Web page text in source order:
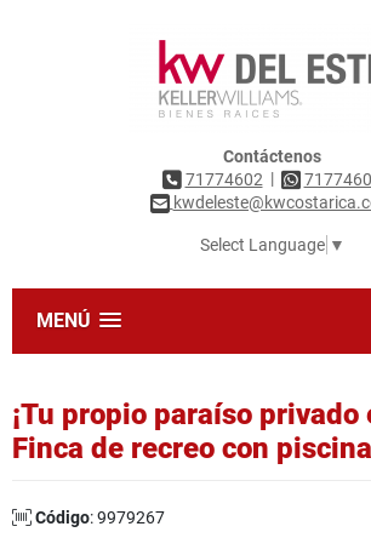
Contáctenos
71774602 |
Select Language ▼
MENÚ
¡Tu propio paraíso privado
Finca de recreo con piscina
Código: 9979267